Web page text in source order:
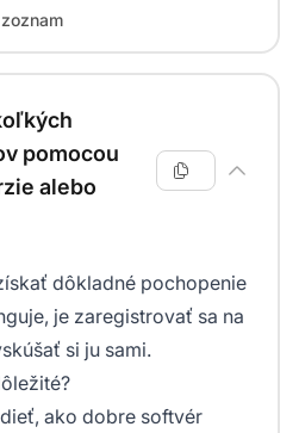
pomocou
alebo
dôkladné pochopenie
je zaregistrovať sa na
si ju sami.
ako dobre softvér